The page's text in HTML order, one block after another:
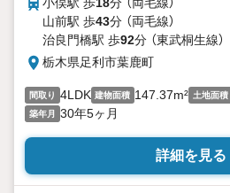
山前駅 歩43分 （両毛線）
治良門橋駅 歩92分 （東武桐生線）
栃木県足利市葉鹿町
間取り 4LDK 建物面積 147.37m² 土地面積
築年月 30年5ヶ月
詳細を見る